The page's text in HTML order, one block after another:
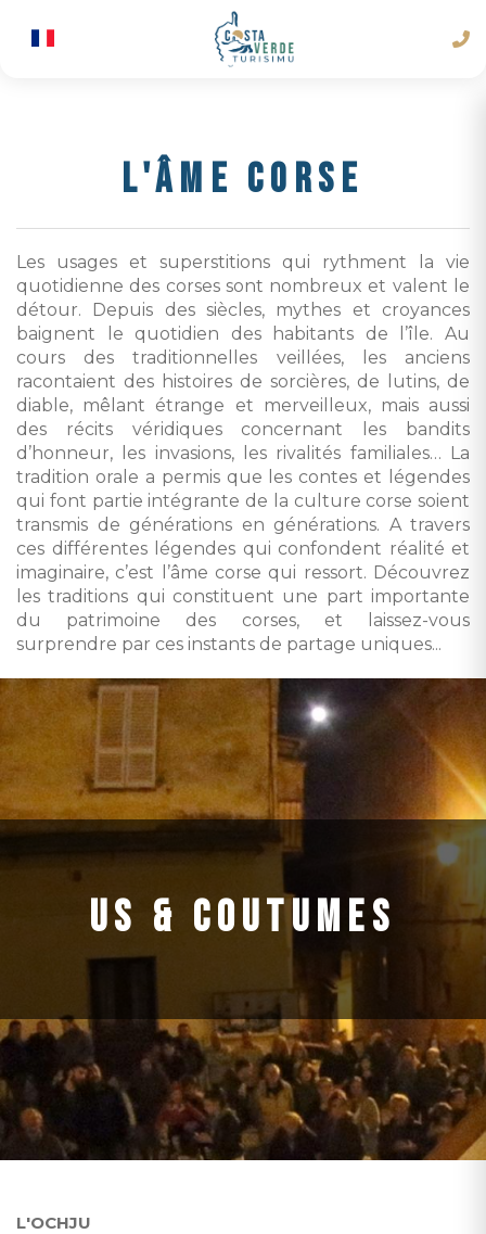
L'ÂME CORSE
Les usages et superstitions qui rythment la vie
quotidienne des corses sont nombreux et valent le
détour. Depuis des siècles, mythes et croyances
baignent le quotidien des habitants de l’île. Au
cours des traditionnelles veillées, les anciens
racontaient des histoires de sorcières, de lutins, de
diable, mêlant étrange et merveilleux, mais aussi
des récits véridiques concernant les bandits
d’honneur, les invasions, les rivalités familiales… La
tradition orale a permis que les contes et légendes
qui font partie intégrante de la culture corse soient
transmis de générations en générations. A travers
ces différentes légendes qui confondent réalité et
imaginaire, c’est l’âme corse qui ressort. Découvrez
les traditions qui constituent une part importante
du patrimoine des corses, et laissez-vous
surprendre par ces instants de partage uniques...
US & COUTUMES
L'OCHJU